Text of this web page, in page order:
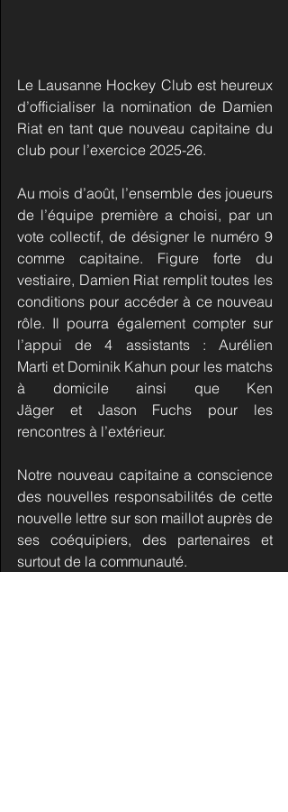
Le Lausanne Hockey Club est heureux
d’officialiser la nomination de Damien
Riat en tant que nouveau capitaine du
club pour l’exercice 2025-26.
Au mois d’août, l’ensemble des joueurs
de l’équipe première a choisi, par un
vote collectif, de désigner le numéro 9
comme capitaine. Figure forte du
vestiaire, Damien Riat remplit toutes les
conditions pour accéder à ce nouveau
rôle. Il pourra également compter sur
l’appui de 4 assistants : Aurélien
Marti et Dominik Kahun pour les matchs
à domicile ainsi que Ken
Jäger et Jason Fuchs pour les
rencontres à l’extérieur.
Notre nouveau capitaine a conscience
des nouvelles responsabilités de cette
nouvelle lettre sur son maillot auprès de
ses coéquipiers, des partenaires et
surtout de la communauté.